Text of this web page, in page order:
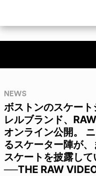
NEWS
ボストンのスケー
レルブランド、
オンライン公開。
るスケーター陣が
スケートを披露し
──THE RAW